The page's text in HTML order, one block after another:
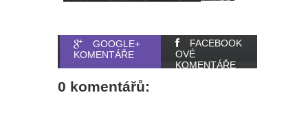
GOOGLE+
KOMENTÁŘE
FACEBOOK
OVÉ
KOMENTÁŘE
0 komentářů: